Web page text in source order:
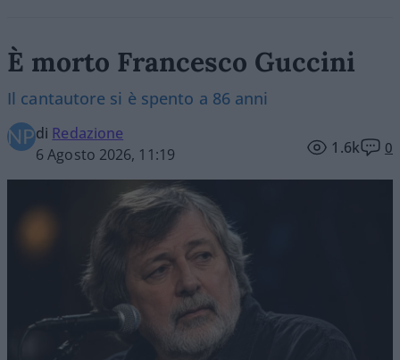
È morto Francesco Guccini
Il cantautore si è spento a 86 anni
di Redazione
6 Agosto 2026, 11:19
1.6k 0